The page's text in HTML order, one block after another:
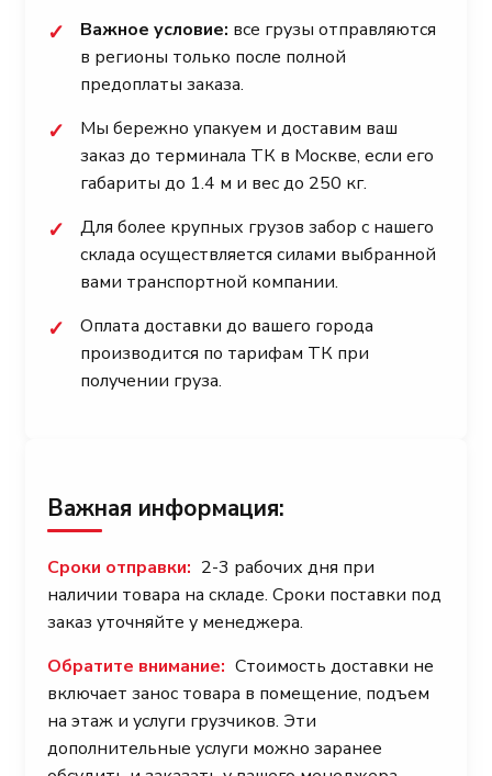
✓ Важное условие: все грузы отправляются
в регионы только после полной
предоплаты заказа.
✓
Мы бережно упакуем и доставим ваш
заказ до терминала ТК в Москве, если его
габариты до 1.4 м и вес до 250 кг.
✓
Для более крупных грузов забор с нашего
склада осуществляется силами выбранной
вами транспортной компании.
✓
Оплата доставки до вашего города
производится по тарифам ТК при
получении груза.
Важная информация:
Сроки отправки: 2-3 рабочих дня при
наличии товара на складе. Сроки поставки под
заказ уточняйте у менеджера.
Обратите внимание: Стоимость доставки не
включает занос товара в помещение, подъем
на этаж и услуги грузчиков. Эти
дополнительные услуги можно заранее